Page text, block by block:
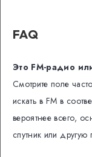
FAQ
Это FM-радио
Смотрите поле
искать в FM в
вероятнее всего,
спутник или другую